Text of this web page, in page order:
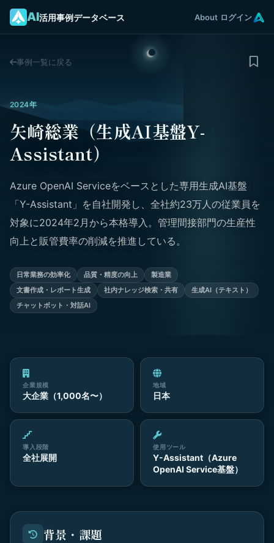
AI活用事例データベース About ログイン
事例一覧に戻る
2024年
矢崎総業（生成AI基盤Y-
Assistant）
Azure OpenAI Serviceをベースとした専用生成AI基盤
「Y-Assistant」を自社開発し、全社約23万人の従業員を
対象に2024年2月から本格導入。管理間接部門の生産性
向上と販管費率の削減を推進している。
日常業務の効率化 品質・精度の向上
製造業
文書作成・レポート生成
社内ナレッジ検索・共有
生成AI（テキスト）
チャットボット・対話AI
企業規模
大企業（1,000名〜）
地域
日本
導入段階
全社展開
使用ツール
Y-Assistant（Azure
OpenAI Service基盤）
背景・課題